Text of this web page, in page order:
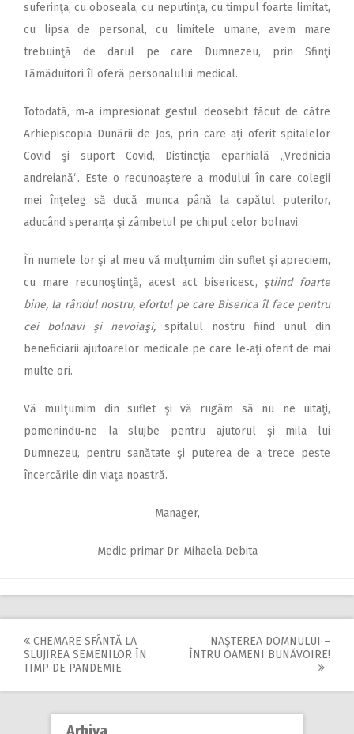
suferinţa, cu oboseala, cu neputinţa, cu timpul foarte limitat,
cu lipsa de personal, cu limitele umane, avem mare
trebuinţă de darul pe care Dumnezeu, prin Sfinţi
Tămăduitori îl oferă personalului medical.
Totodată, m‑a impresionat gestul deosebit făcut de către
Arhiepiscopia Dunării de Jos, prin care aţi oferit spitalelor
Covid şi suport Covid, Distincţia eparhială „Vrednicia
andreiană“. Este o recunoaştere a modului în care colegii
mei înţeleg să ducă munca până la capătul puterilor,
aducând speranţa şi zâmbetul pe chipul celor bolnavi.
În numele lor şi al meu vă mulţumim din suflet şi apreciem,
cu mare recunoştinţă, acest act bisericesc, ştiind foarte
bine, la rândul nostru, efortul pe care Biserica îl face pentru
cei bolnavi şi nevoiaşi, spitalul nostru fiind unul din
beneficiarii ajutoarelor medicale pe care le‑aţi oferit de mai
multe ori.
Vă mulţumim din suflet şi vă rugăm să nu ne uitaţi,
pomenindu‑ne la slujbe pentru ajutorul şi mila lui
Dumnezeu, pentru sanătate şi puterea de a trece peste
încercările din viaţa noastră.
Manager,
Medic primar Dr. Mihaela Debita
Post
navigation
CHEMARE SFÂNTĂ LA
SLUJIREA SEMENILOR ÎN
TIMP DE PANDEMIE
NAŞTEREA DOMNULUI –
ÎNTRU OAMENI BUNĂVOIRE!